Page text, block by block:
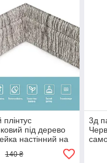
плінтус
під дерево
настінний на
для 3Д-панелей
SW-00000756
140 ₴
3д